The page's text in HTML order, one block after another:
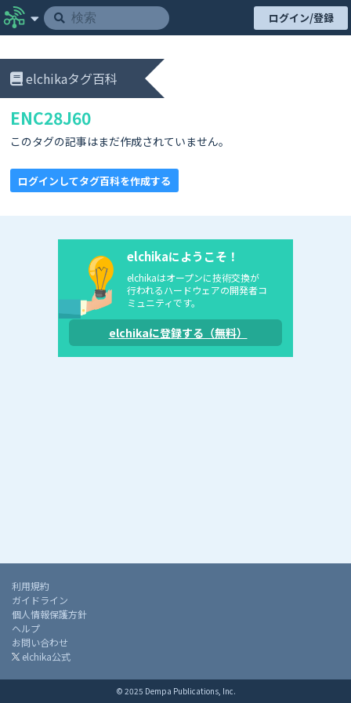
ログイン/登録
elchikaタグ百科
ENC28J60
このタグの記事はまだ作成されていません。
ログインしてタグ百科を作成する
elchikaにようこそ！
elchikaはオープンに技術交換が
行われるハードウェアの開発者コ
ミュニティです。
elchikaに登録する（無料）
利用規約
ガイドライン
個人情報保護方針
ヘルプ
お問い合わせ
elchika公式
© 2025 Dempa Publications, Inc.